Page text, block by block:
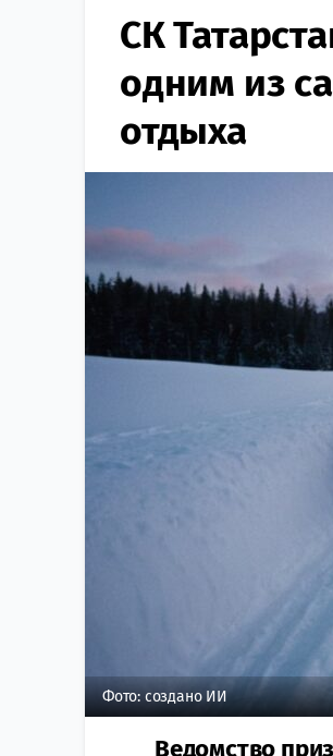
СК
одним из
отдыха
Фото: создано ИИ
Ведомство